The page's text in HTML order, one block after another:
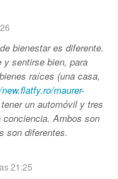
bienestar es diferente.
y sentirse bien, para
raíces (una casa,
maurer-
un automóvil y tres
Ambos son
son diferentes.
21:25